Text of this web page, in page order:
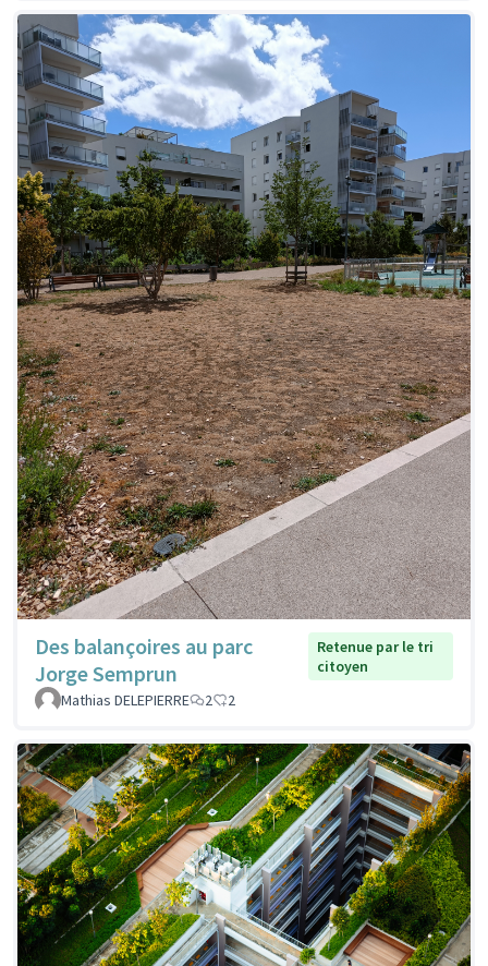
Des balançoires au parc
Jorge Semprun
Retenue par le tri
citoyen
Mathias DELEPIERRE
2 2